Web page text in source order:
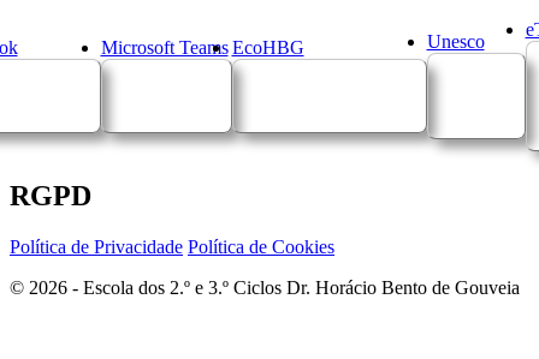
Microsoft Teams EcoHBG Unesco
RGPD
Política de Privacidade Política de Cookies
© 2026 - Escola dos 2.º e 3.º Ciclos Dr. Horácio Bento de Gouveia